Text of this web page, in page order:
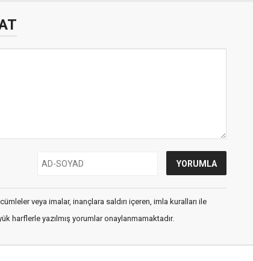
veya imalar, inançlara saldırı içeren, imla kuralları ile
harflerle yazılmış yorumlar onaylanmamaktadır.